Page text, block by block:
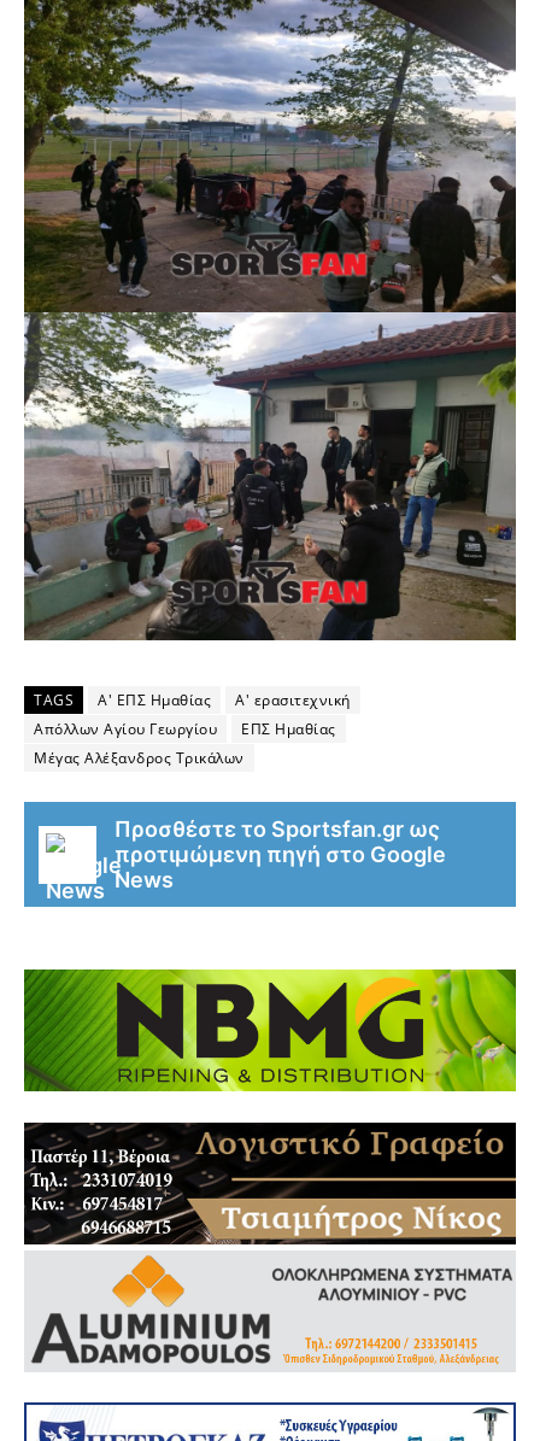
TAGS Α' ΕΠΣ Ημαθίας
Α' ερασιτεχνική
Απόλλων Αγίου Γεωργίου
ΕΠΣ Ημαθίας
Μέγας Αλέξανδρος Τρικάλων
Προσθέστε το Sportsfan.gr ως
προτιμώμενη πηγή στο Google
News